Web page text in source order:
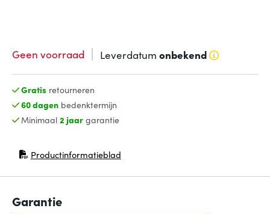
Geen voorraad Leverdatum onbekend
Gratis retourneren
60 dagenbedenktermijn
Minimaal 2 jaargarantie
Productinformatieblad
(opent in nieuw venster)
Garantie